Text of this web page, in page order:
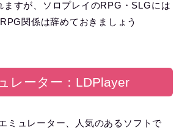
ますが、ソロプレイのRPG・SLGには
関係は辞めておきましょう
レーター：LDPlayer
ミュレーター、人気のあるソフトで